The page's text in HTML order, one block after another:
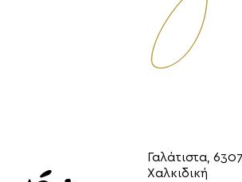
Γαλάτιστα,
Χαλκιδική